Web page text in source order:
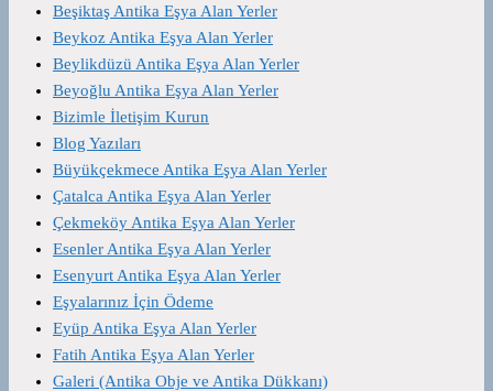
Beşiktaş Antika Eşya Alan Yerler
Beykoz Antika Eşya Alan Yerler
Beylikdüzü Antika Eşya Alan Yerler
Beyoğlu Antika Eşya Alan Yerler
Bizimle İletişim Kurun
Blog Yazıları
Büyükçekmece Antika Eşya Alan Yerler
Çatalca Antika Eşya Alan Yerler
Çekmeköy Antika Eşya Alan Yerler
Esenler Antika Eşya Alan Yerler
Esenyurt Antika Eşya Alan Yerler
Eşyalarınız İçin Ödeme
Eyüp Antika Eşya Alan Yerler
Fatih Antika Eşya Alan Yerler
Galeri (Antika Obje ve Antika Dükkanı)